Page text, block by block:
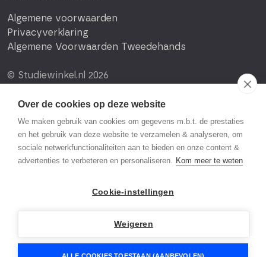
Algemene voorwaarden
Privacyverklaring
Algemene Voorwaarden Tweedehands
© Studiewinkel.nl 2026
Over de cookies op deze website
We maken gebruik van cookies om gegevens m.b.t. de prestaties
en het gebruik van deze website te verzamelen & analyseren, om
sociale netwerkfunctionaliteiten aan te bieden en onze content &
advertenties te verbeteren en personaliseren. Kom meer te weten
Cookie-instellingen
Weigeren